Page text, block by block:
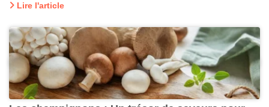
Lire l'article